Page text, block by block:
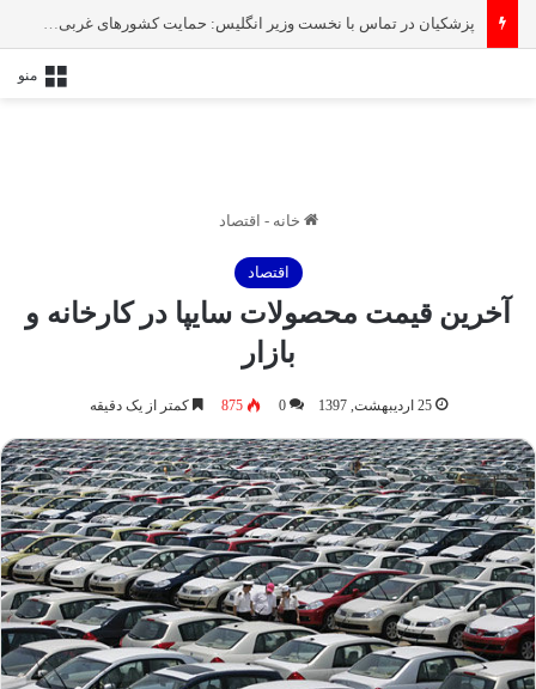
پزشکیان در تماس با نخست‌ وزیر انگلیس: حمایت کشور‌های غربی از رژیم صهیونیستی امنیت منطقه و جهان را به خطر انداخته است
منو
خانه - اقتصاد
اقتصاد
آخرین قیمت محصولات سایپا در کارخانه و
بازار
25 اردیبهشت, 1397 0
875 کمتر از یک دقیقه